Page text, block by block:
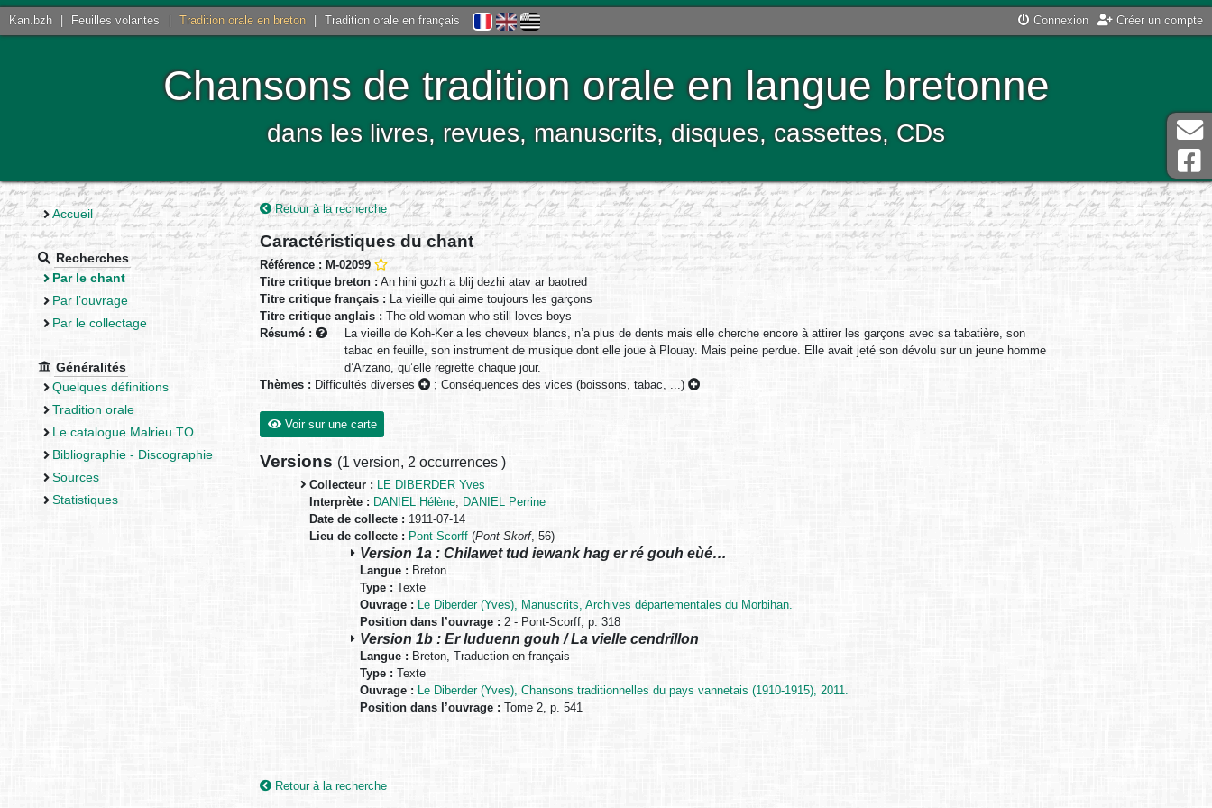
Kan.bzh Feuilles volantes Tradition orale en breton Tradition orale en français Connexion Créer un compte
Chansons de tradition orale en langue bretonne
dans les livres, revues, manuscrits, disques, cassettes, CDs
Accueil
Recherches
Par le chant
Par l’ouvrage
Par le collectage
Généralités
Quelques définitions
Tradition orale
Le catalogue Malrieu TO
Bibliographie - Discographie
Sources
Statistiques
Retour à la recherche
Caractéristiques du chant
Référence : M-02099
Titre critique breton : An hini gozh a blij dezhi atav ar baotred
Titre critique français : La vieille qui aime toujours les garçons
Titre critique anglais : The old woman who still loves boys
Résumé :
La vieille de Koh-Ker a les cheveux blancs, n’a plus de dents mais elle cherche encore à attirer les garçons avec sa tabatière, son
tabac en feuille, son instrument de musique dont elle joue à Plouay. Mais peine perdue. Elle avait jeté son dévolu sur un jeune homme
d’Arzano, qu’elle regrette chaque jour.
Thèmes : Difficultés diverses ; Conséquences des vices (boissons, tabac, ...)
Voir sur une carte
Versions (1 version, 2 occurrences )
Collecteur : LE DIBERDER Yves
Interprète : DANIEL Hélène, DANIEL Perrine
Date de collecte : 1911-07-14
Lieu de collecte : Pont-Scorff (Pont-Skorf, 56)
Version 1a : Chilawet tud iewank hag er ré gouh eùé…
Langue : Breton
Type :Texte
Ouvrage : Le Diberder (Yves), Manuscrits, Archives départementales du Morbihan.
Position dans l’ouvrage : 2 - Pont-Scorff, p. 318
Version 1b : Er luduenn gouh / La vielle cendrillon
Langue : Breton, Traduction en français
Type : Texte
Ouvrage : Le Diberder (Yves), Chansons traditionnelles du pays vannetais (1910-1915), 2011.
Position dans l’ouvrage : Tome 2, p. 541
Retour à la recherche